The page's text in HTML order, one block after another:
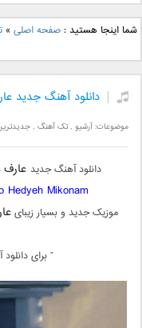
دانلود آهنگ
بانی بنام قرص شما اینجا هستید :صفحه اصلی »
دانلود آهنگ جدید
موضوعات:آرشیو ,تک آهنگ ,
دانلود آهنگ جدید عارف
Hedyeh Mikonam
موزیک جدید و بسیار زیبای
” برای